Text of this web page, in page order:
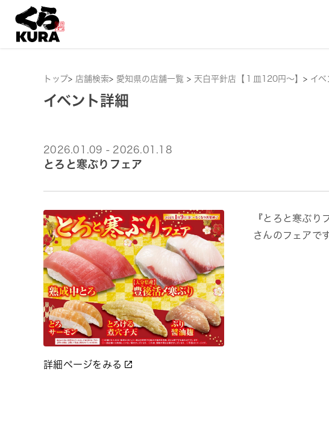
トップ> 店舗検索> 愛知県の店舗一覧 > 天白平針店【１皿120円～】 > イベ
イベント詳細
2026.01.09 - 2026.01.18
とろと寒ぶりフェア
詳細ページをみる
『とろと寒ぶり
さんのフェアで